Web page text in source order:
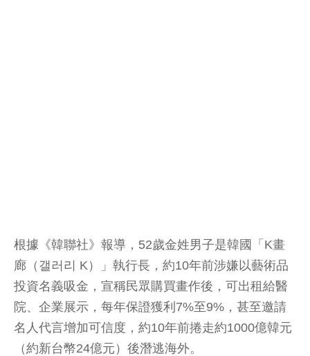
根據《韓聯社》報導，52歲金姓男子是韓國「K畫
廊（갤러리 K）」執行長，約10年前涉嫌以藝術品
投資名義吸金，宣稱民眾購買畫作後，可出租給醫
院、企業展示，每年保證獲利7%至9%，甚至邀請
名人代言增加可信度，約10年前捲走約1000億韓元
（約新台幣24億元）後潛逃海外。